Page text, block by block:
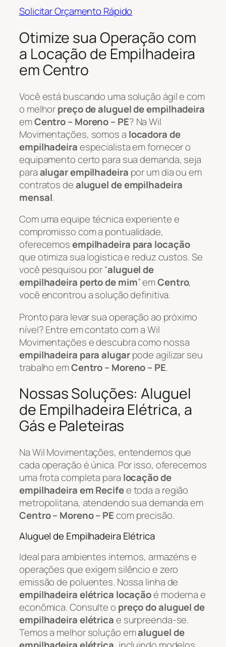
Solicitar Orçamento Rápido
Otimize sua Operação com
a Locação de Empilhadeira
em Centro
Você está buscando uma solução ágil e com
o melhorpreço de aluguel de empilhadeira
emCentro – Moreno – PE? Na Wil
Movimentações, somos a locadora de
empilhadeiraespecialista em fornecer o
equipamento certo para sua demanda, seja
paraalugar empilhadeira por um dia ou em
contratos dealuguel de empilhadeira
mensal.
Com uma equipe técnica experiente e
compromisso com a pontualidade,
oferecemosempilhadeira para locação
que otimiza sua logística e reduz custos. Se
você pesquisou por “aluguel de
empilhadeira perto de mim” emCentro,
você encontrou a solução definitiva.
Pronto para levar sua operação ao próximo
nível? Entre em contato com a Wil
Movimentações e descubra como nossa
empilhadeira para alugarpode agilizar seu
trabalho emCentro – Moreno – PE.
Nossas Soluções: Aluguel
de Empilhadeira Elétrica, a
Gás e Paleteiras
Na Wil Movimentações, entendemos que
cada operação é única. Por isso, oferecemos
uma frota completa para locação de
empilhadeira em Recifee toda a região
metropolitana, atendendo sua demanda em
Centro – Moreno – PEcom precisão.
Aluguel de Empilhadeira Elétrica
Ideal para ambientes internos, armazéns e
operações que exigem silêncio e zero
emissão de poluentes. Nossa linha de
empilhadeira elétrica locaçãoé moderna e
econômica. Consulte o preço do aluguel de
empilhadeira elétricae surpreenda-se.
Temos a melhor solução emaluguel de